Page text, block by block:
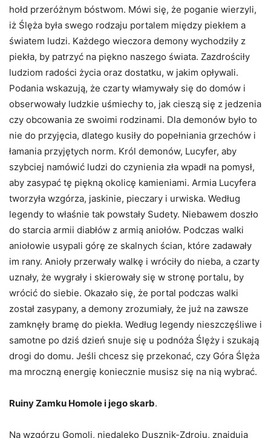
hołd przeróżnym bóstwom. Mówi się, że poganie wierzyli,
iż Ślęża była swego rodzaju portalem między piekłem a
światem ludzi. Każdego wieczora demony wychodziły z
piekła, by patrzyć na piękno naszego świata. Zazdrościły
ludziom radości życia oraz dostatku, w jakim opływali.
Podania wskazują, że czarty włamywały się do domów i
obserwowały ludzkie uśmiechy to, jak cieszą się z jedzenia
czy obcowania ze swoimi rodzinami. Dla demonów było to
nie do przyjęcia, dlatego kusiły do popełniania grzechów i
łamania przyjętych norm. Król demonów, Lucyfer, aby
szybciej namówić ludzi do czynienia zła wpadł na pomysł,
aby zasypać tę piękną okolicę kamieniami. Armia Lucyfera
tworzyła wzgórza, jaskinie, pieczary i urwiska. Według
legendy to właśnie tak powstały Sudety. Niebawem doszło
do starcia armii diabłów z armią aniołów. Podczas walki
aniołowie usypali górę ze skalnych ścian, które zadawały
im rany. Anioły przerwały walkę i wróciły do nieba, a czarty
uznały, że wygrały i skierowały się w stronę portalu, by
wrócić do siebie. Okazało się, że portal podczas walki
został zasypany, a demony zrozumiały, że już na zawsze
zamknęły bramę do piekła. Według legendy nieszczęśliwe i
samotne po dziś dzień snuje się u podnóża Ślęży i szukają
drogi do domu. Jeśli chcesz się przekonać, czy Góra Ślęża
ma mroczną energię koniecznie musisz się na nią wybrać.
Ruiny Zamku Homole i jego skarb.
Na wzgórzu Gomoli, niedaleko Dusznik-Zdroju, znajdują